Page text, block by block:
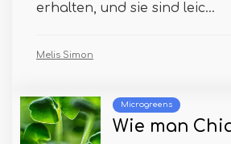
erhalten, und sie sind leic...
Melis Simon
Microgreens
Wie man